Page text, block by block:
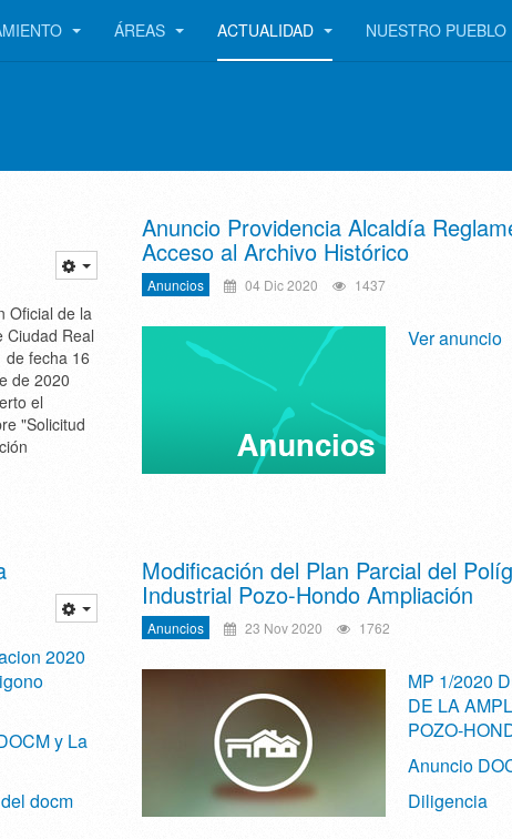
ÁREAS ACTUALIDAD NUESTRO PUEBLO
Oficial de la
Ciudad Real
de fecha 16
de 2020
el
"Solicitud
Anuncio Providencia Alcaldía
Acceso al Archivo Histórico
Anuncios 04 Dic 2020 1437
Ver anuncio
2020
y La
docm
Modificación del Plan Parcial del
Industrial Pozo-Hondo Ampliación
Anuncios 23 Nov 2020 1762
MP 1/2020
DE LA
POZO-
Anuncio
Diligencia